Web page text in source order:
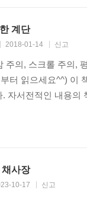
과 입은 원래가 모
사람들로부터, 세
을 그리워하는 시
계단
2018-01-14 신고
주의, 스크롤 주의,
터 읽으세요^^) 이
. 자서전적인 내용의
채사장
10-17 신고